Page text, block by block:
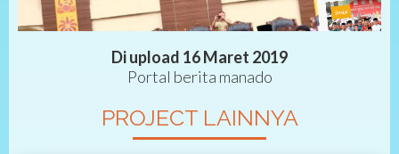
Di upload 16 Maret 2019
Portal berita manado
PROJECT LAINNYA